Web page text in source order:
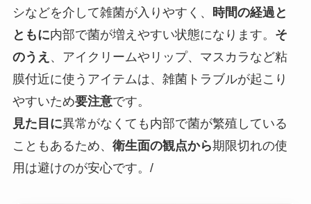
シなどを介して雑菌が入りやすく、 時間の経過と
ともに内部で菌が増えやすい状態になります。 そ
のうえ 、アイクリームやリップ、マスカラなど粘
膜付近に使うアイテムは、雑菌トラブルが起こり
やすいため要注意です。
見た目に異常がなくても内部で菌が繁殖している
こともあるため、 衛生面の観点から期限切れの使
用は避けのが安心です。/